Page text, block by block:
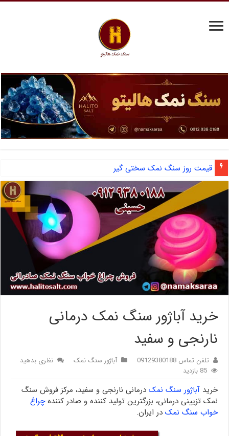
قیمت روز سنگ نمک سختی گیر
خرید آباژور سنگ نمک درمانی
نارنجی و سفید
تلفن تماس 09129380188 آباژور سنگ نمک
نظری بدهید
85 بازدید
خرید آباژور سنگ نمک درمانی نارنجی و سفید، مرکز فروش سنگ
نمک تزیینی درمانی، بزرگترین تولید کننده و صادر کنندهچراغ
خواب سنگ نمک در ایران.